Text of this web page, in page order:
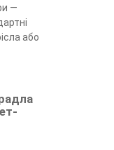
—
або